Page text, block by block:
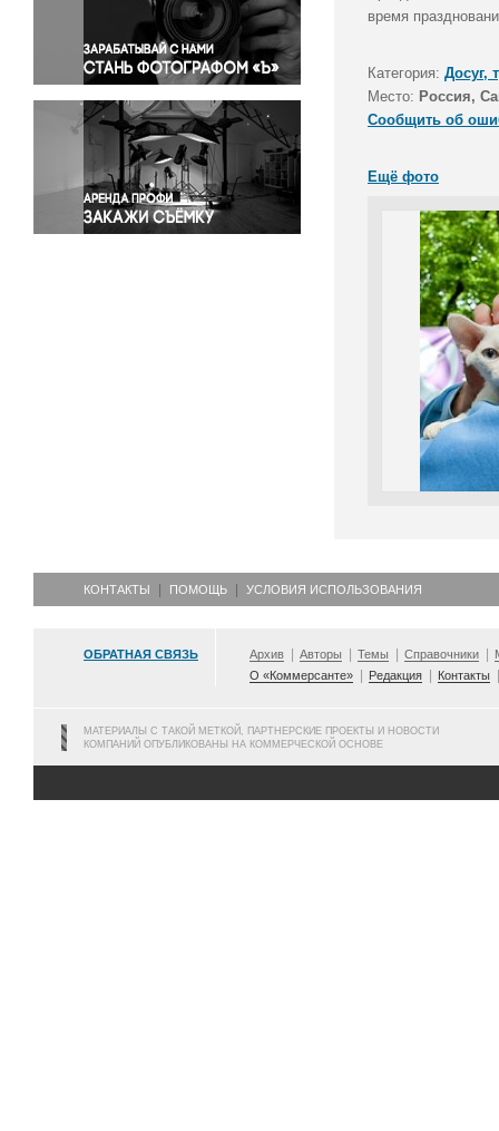
Правосудие
Происшествия и конфликты
Религия
Светская жизнь
Спорт
Экология
Экономика и бизнес
время
Категория: Досуг,
Место: Россия,
Сообщить об
Ещё фото
КОНТАКТЫ ПОМОЩЬ УСЛОВИЯ ИСПОЛЬЗОВАНИЯ
ОБРАТНАЯ СВЯЗЬ Архив Авторы Темы Справочники
О «Коммерсанте»
Редакция Контакты
МАТЕРИАЛЫ С ТАКОЙ МЕТКОЙ, ПАРТНЕРСКИЕ ПРОЕКТЫ И НОВОСТИ
КОМПАНИЙ ОПУБЛИКОВАНЫ НА КОММЕРЧЕСКОЙ ОСНОВЕ